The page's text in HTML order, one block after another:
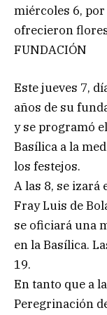
miércoles 6,
ofrecieron
FUNDACIÓN
Este jueves 7,
años de su
y se programó
Basílica a la
los festejos.
A las 8, se izará
Fray Luis de
se oficiará una
en la Basílica.
19.
En tanto que a
Peregrinación